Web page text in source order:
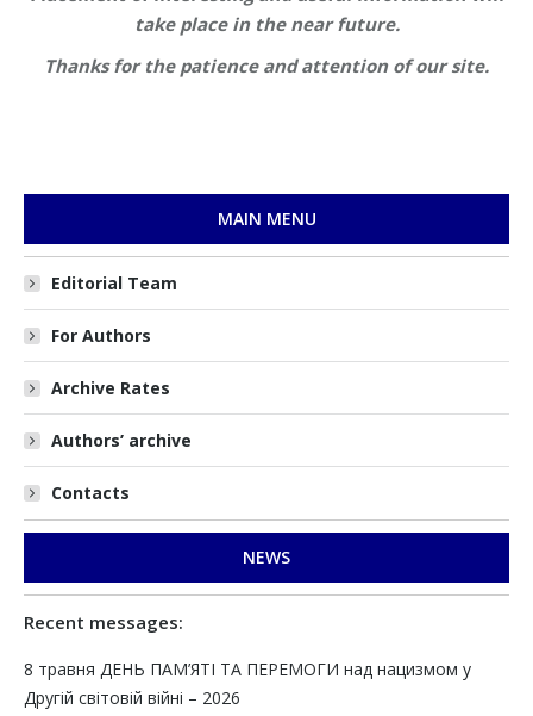
take place in the near future.
Thanks for the patience and attention of our site.
MAIN MENU
Editorial Team
For Authors
Archive Rates
Authors’ archive
Contacts
NEWS
Recent messages:
8 травня ДЕНЬ ПАМ’ЯТІ ТА ПЕРЕМОГИ над нацизмом у
Другій світовій війні – 2026